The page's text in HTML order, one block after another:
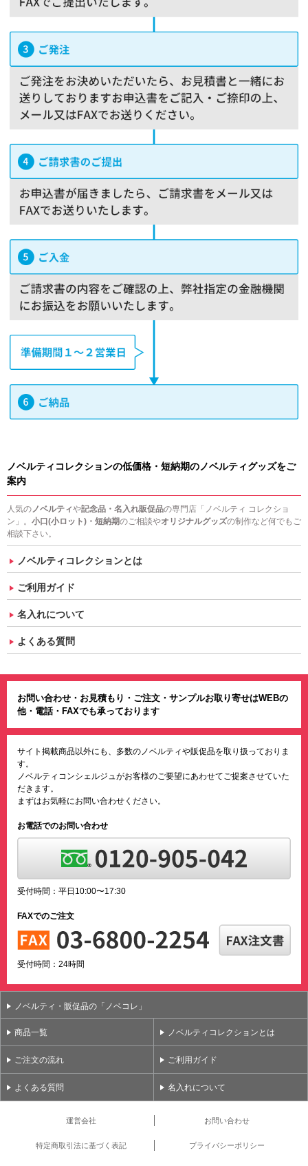
ノベルティコレクションの低価格・短納期のノベルティグッズをご
案内
人気のノベルティや記念品・名入れ販促品の専門店「ノベルティ コレクショ
ン」。 小口(小ロット)・短納期のご相談やオリジナルグッズの制作など何でもご
相談下さい。
ノベルティコレクションとは
ご利用ガイド
名入れについて
よくある質問
お問い合わせ・お見積もり・ご注文・サンプルお取り寄せはWEBの
他・電話・FAXでも承っております
サイト掲載商品以外にも、多数のノベルティや販促品を取り扱っておりま
す。
ノベルティコンシェルジュがお客様のご要望にあわせてご提案させていた
だきます。
まずはお気軽にお問い合わせください。
お電話でのお問い合わせ
受付時間：平日10:00〜17:30
FAXでのご注文
受付時間：24時間
ノベルティ・販促品の「ノベコレ」
商品一覧 ノベルティコレクションとは
ご注文の流れ ご利用ガイド
よくある質問 名入れについて
運営会社 お問い合わせ
特定商取引法に基づく表記 プライバシーポリシー